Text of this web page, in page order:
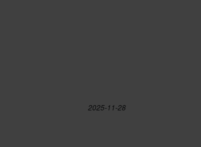
2025-11-28